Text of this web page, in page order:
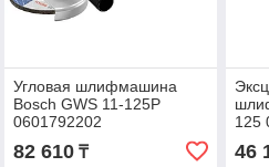
Угловая шлифмашина
Bosch GWS 11-125P
0601792202
82 610₸
125
46